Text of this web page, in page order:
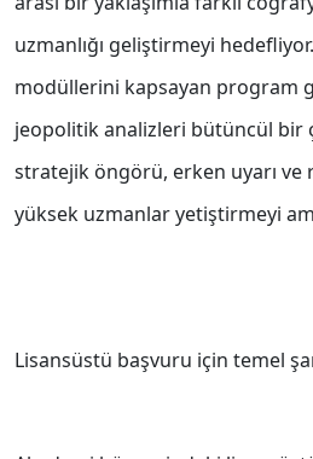
uzmanlığı geliştirmeyi
modüllerini kapsayan program
jeopolitik analizleri bütüncül bir
stratejik öngörü, erken uyarı ve
yüksek uzmanlar yetiştirmeyi
Lisansüstü başvuru için temel